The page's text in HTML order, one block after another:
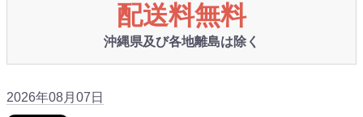
配送料無料
沖縄県及び各地離島は除く
2026年08月07日